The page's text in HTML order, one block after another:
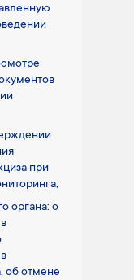
при
органа: о
об отмене